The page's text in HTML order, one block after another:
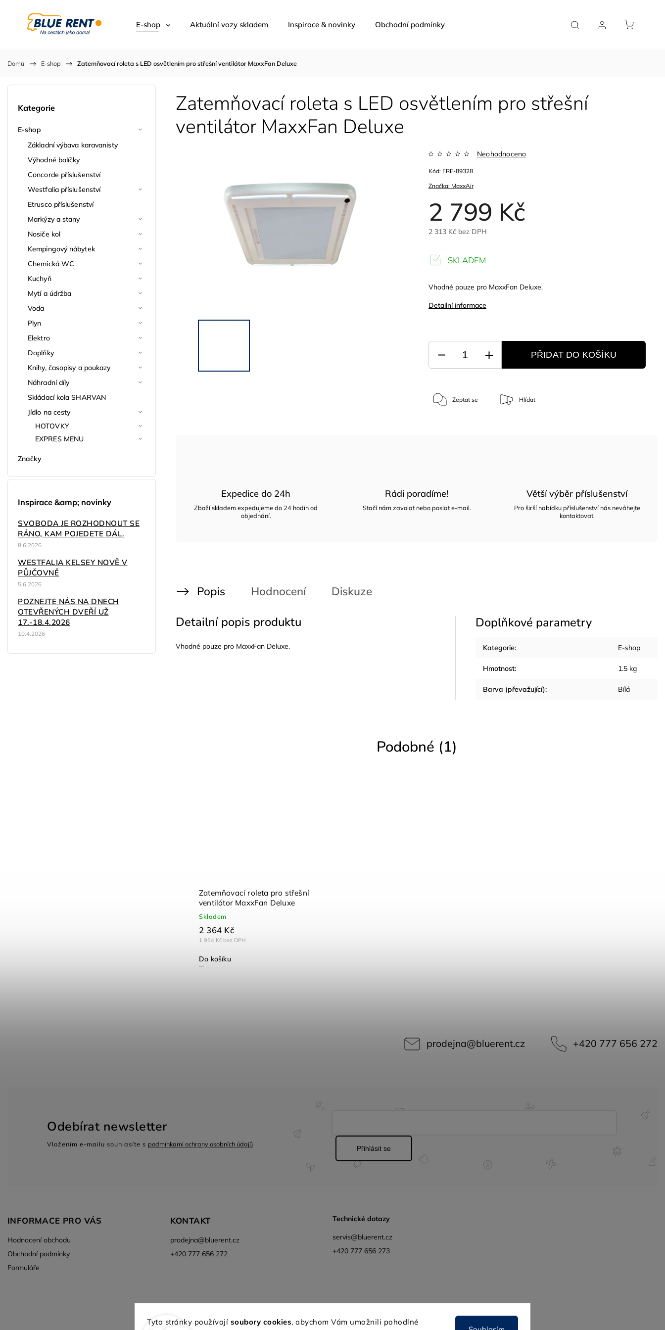
Tyto stránky používají soubory cookies, abychom Vám umožnili pohodlné
E-shop Aktuální vozy skladem Inspirace & novinky Obchodní podmínky
Domů / E-shop / Zatemňovací roleta s LED osvětlením pro střešní ventilátor MaxxFan Deluxe
Kategorie
E-shop
Základní výbava karavanisty
Výhodné balíčky
Concorde příslušenství
Westfalia příslušenství
Etrusco příslušenství
Markýzy a stany
Nosiče kol
Kempingový nábytek
Chemická WC
Kuchyň
Mytí a údržba
Voda
Plyn
Elektro
Doplňky
Knihy, časopisy a poukazy
Náhradní díly
Skládací kola SHARVAN
Jídlo na cesty
HOTOVKY
EXPRES MENU
Značky
Inspirace &amp; novinky
SVOBODA JE ROZHODNOUT SE
RÁNO, KAM POJEDETE DÁL.
8.6.2026
WESTFALIA KELSEY NOVĚ V
PŮJČOVNĚ
5.6.2026
POZNEJTE NÁS NA DNECH
OTEVŘENÝCH DVEŘÍ UŽ
17.-18.4.2026
10.4.2026
Zatemňovací roleta s LED osvětlením pro střešní
ventilátor MaxxFan Deluxe
Značka: MaxxAir
Neohodnoceno
2 799 Kč
2 313 Kč bez DPH
Kód: FRE-89328
Vhodné pouze pro MaxxFan Deluxe.
Detailní informace
SKLADEM
PŘIDAT DO KOŠÍKU
Zeptat se Hlídat
Expedice do 24h
Zboží skladem expedujeme do 24 hodin od
objednání.
Rádi poradíme!
Stačí nám zavolat nebo poslat e-mail.
Větší výběr příslušenství
Pro širší nabídku příslušenství nás neváhejte
kontaktovat.
Popis Hodnocení Diskuze
Detailní popis produktu
Vhodné pouze pro MaxxFan Deluxe.
Doplňkové parametry
Kategorie: E-shop
Hmotnost: 1.5 kg
Barva (převažující): Bílá
Podobné (1)
Zatemňovací roleta pro střešní
ventilátor MaxxFan Deluxe
Skladem
1 954 Kč bez DPH
2 364 Kč
Do košíku
prodejna@bluerent.cz +420 777 656 272
Odebírat newsletter
Vložením e-mailu souhlasíte s podmínkami ochrany osobních údajů
Přihlásit se
INFORMACE PRO VÁS
Hodnocení obchodu
Obchodní podmínky
Formuláře
KONTAKT
prodejna@bluerent.cz
+420 777 656 272
Technické dotazy
servis@bluerent.cz
+420 777 656 273